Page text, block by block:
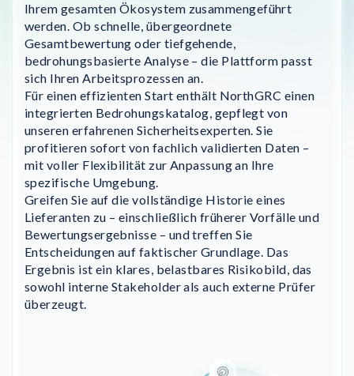
Ihrem gesamten Ökosystem zusammengeführt
werden. Ob schnelle, übergeordnete
Gesamtbewertung oder tiefgehende,
bedrohungsbasierte Analyse – die Plattform passt
sich Ihren Arbeitsprozessen an.
Für einen effizienten Start enthält NorthGRC einen
integrierten Bedrohungskatalog, gepflegt von
unseren erfahrenen Sicherheitsexperten. Sie
profitieren sofort von fachlich validierten Daten –
mit voller Flexibilität zur Anpassung an Ihre
spezifische Umgebung.
Greifen Sie auf die vollständige Historie eines
Lieferanten zu – einschließlich früherer Vorfälle und
Bewertungsergebnisse – und treffen Sie
Entscheidungen auf faktischer Grundlage. Das
Ergebnis ist ein klares, belastbares Risikobild, das
sowohl interne Stakeholder als auch externe Prüfer
überzeugt.